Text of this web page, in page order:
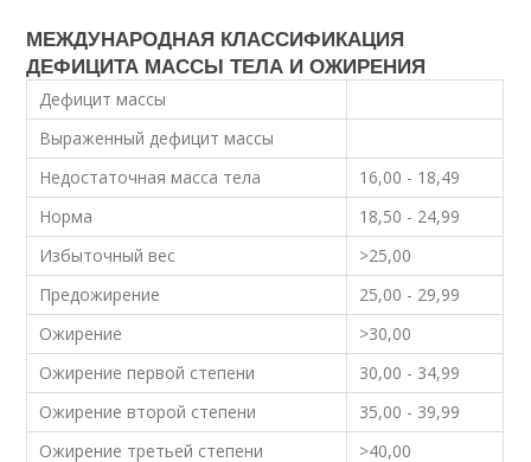
МЕЖДУНАРОДНАЯ КЛАССИФИКАЦИЯ
ДЕФИЦИТА МАССЫ ТЕЛА И ОЖИРЕНИЯ
Дефицит массы
Выраженный дефицит массы
Недостаточная масса тела
16,00 - 18,49
Норма
18,50 - 24,99
Избыточный вес
>25,00
Предожирение
25,00 - 29,99
Ожирение
>30,00
Ожирение первой степени
30,00 - 34,99
Ожирение второй степени
35,00 - 39,99
Ожирение третьей степени
>40,00